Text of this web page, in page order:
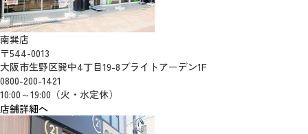
南巽店
〒544-0013
大阪市生野区巽中4丁目19-8ブライトアーデン1F
0800-200-1421
10:00～19:00（火・水定休）
店舗詳細へ